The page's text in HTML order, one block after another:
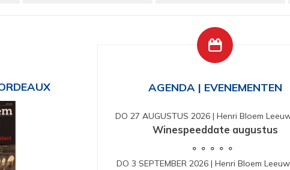
AGENDA | EVENEMENTEN
DO 27 AUGUSTUS 2026| Henri Bloem
Winespeeddate augustus
DO 3 SEPTEMBER 2026 | Henri Bloem